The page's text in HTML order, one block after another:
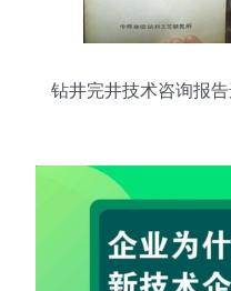
钻井完井技术咨询报